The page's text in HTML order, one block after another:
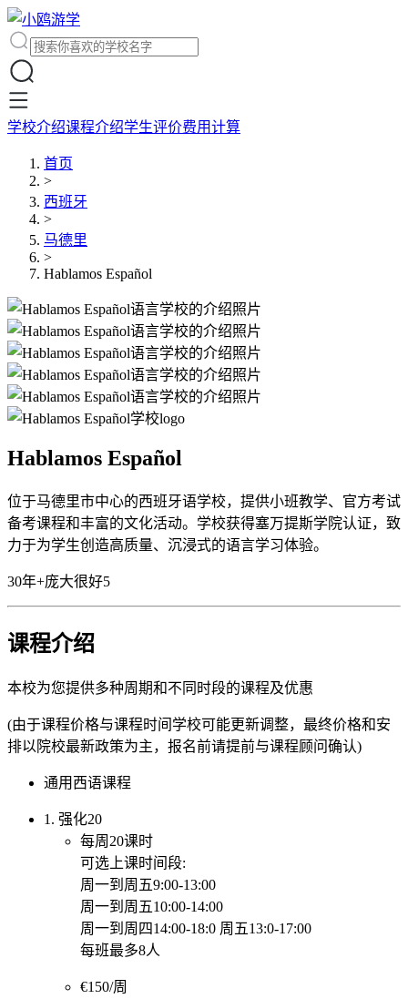
学校介绍课程介绍学生评价费用计算
首页
>
西班牙
>
马德里
>
Hablamos Español
Hablamos Español
位于马德里市中心的西班牙语学校，提供小班教学、官方考试
备考课程和丰富的文化活动。学校获得塞万提斯学院认证，致
力于为学生创造高质量、沉浸式的语言学习体验。
30年+庞大很好5
课程介绍
本校为您提供多种周期和不同时段的课程及优惠
(由于课程价格与课程时间学校可能更新调整，最终价格和安
排以院校最新政策为主，报名前请提前与课程顾问确认)
通用西语课程
1. 强化20
每周20课时
可选上课时间段:
周一到周五9:00-13:00
周一到周五10:00-14:00
周一到周四14:00-18:0 周五13:0-17:00
每班最多8人
€150/周